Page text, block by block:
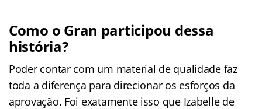
Como o Gran participou dessa
história?
Poder contar com um material de qualidade faz
toda a diferença para direcionar os esforços da
aprovação. Foi exatamente isso que Izabelle de